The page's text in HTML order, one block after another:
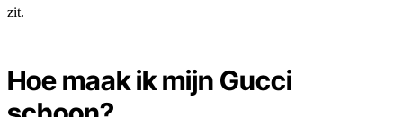
zit.
Hoe maak ik mijn Gucci